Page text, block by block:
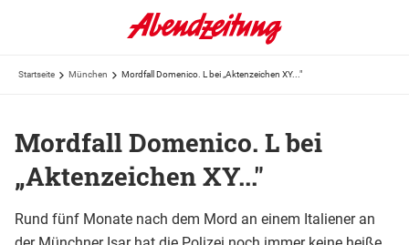
Startseite München Mordfall Domenico. L bei „Aktenzeichen XY..."
Mordfall Domenico. L bei
„Aktenzeichen XY..."
Rund fünf Monate nach dem Mord an einem Italiener an